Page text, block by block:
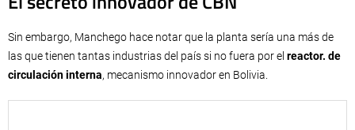
Sin embargo, Manchego hace notar que la planta sería una más de
las que tienen tantas industrias del país si no fuera por el reactor. de
circulación interna, mecanismo innovador en Bolivia.